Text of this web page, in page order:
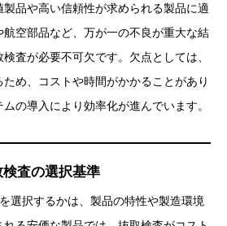
品や高い信頼性が求められる製品に適
航空部品など、万が一の不良が重大な結
査が必要不可欠です。欠点としては、
め、コストや時間がかかることがあり
の導入により効率化が進んでいます。
査の選択基準
選択するかは、製品の特性や製造環境